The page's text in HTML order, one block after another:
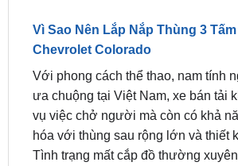
Với phong cách thể thao, nam tính
ưa chuộng tại Việt Nam, xe bán tải
vụ việc chở người mà còn có khả
hóa với thùng sau rộng lớn và thiết
Tình trạng mất cắp đồ thường xuyên
chiếc xe bán tải không có nắp cốp,
nắp thùng 3 tấm cho xe